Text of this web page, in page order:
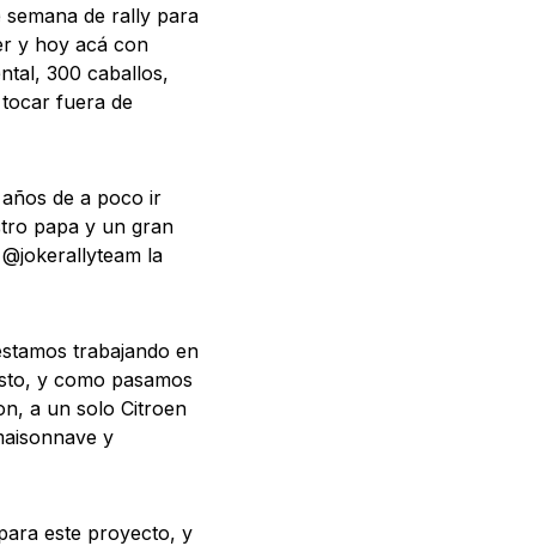
de rally para
y hoy acá con
300 caballos,
fuera de
de a poco ir
papa y un gran
la
trabajando en
y como pasamos
a un solo Citroen
y
este proyecto, y